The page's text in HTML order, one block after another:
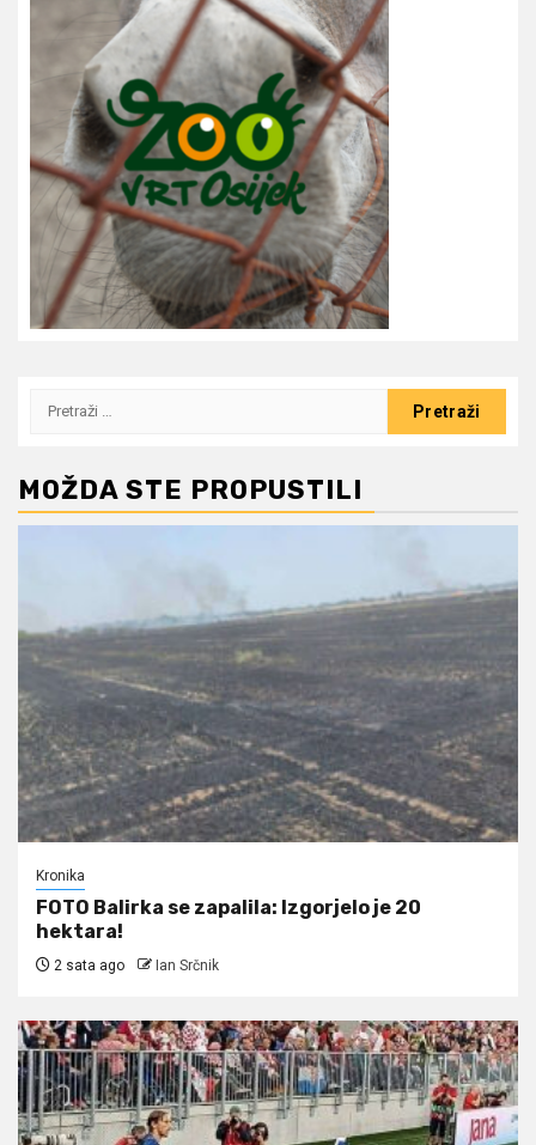
Pretraži:
MOŽDA STE PROPUSTILI
Kronika
FOTO Balirka se zapalila: Izgorjelo je 20
hektara!
2 sata ago Ian Srčnik